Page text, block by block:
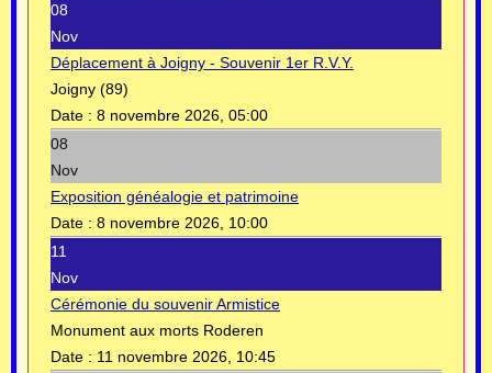
08
Nov
Déplacement à Joigny - Souvenir 1er R.V.Y.
Joigny (89)
Date : 8 novembre 2026, 05:00
08
Nov
Exposition généalogie et patrimoine
Date : 8 novembre 2026, 10:00
11
Nov
Cérémonie du souvenir Armistice
Monument aux morts Roderen
Date : 11 novembre 2026, 10:45